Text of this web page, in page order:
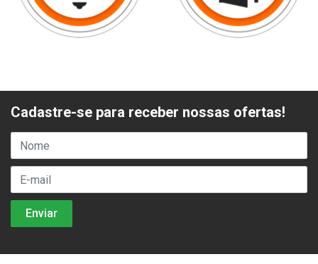
Cadastre-se para receber nossas ofertas!